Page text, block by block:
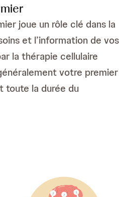
joue un rôle clé dans la
et l’information de vos
la thérapie cellulaire
votre premier
toute la durée du